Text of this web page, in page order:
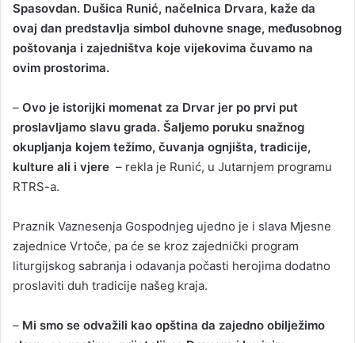
Spasovdan. Dušica Runić, načelnica Drvara, kaže da
ovaj dan predstavlja simbol duhovne snage, međusobnog
poštovanja i zajedništva koje vijekovima čuvamo na
ovim prostorima.
– Ovo je istorijki momenat za Drvar jer po prvi put
proslavljamo slavu grada. Šaljemo poruku snažnog
okupljanja kojem težimo, čuvanja ognjišta, tradicije,
kulture ali i vjere – rekla je Runić, u Jutarnjem programu
RTRS-a.
Praznik Vaznesenja Gospodnjeg ujedno je i slava Mjesne
zajednice Vrtoče, pa će se kroz zajednički program
liturgijskog sabranja i odavanja počasti herojima dodatno
proslaviti duh tradicije našeg kraja.
– Mi smo se odvažili kao opština da zajedno obilježimo